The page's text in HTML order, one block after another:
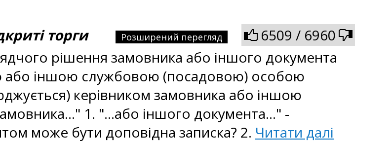
торги Розширений перегляд
6509 / 6960
рішення замовника або іншого документа
або іншою службовою (посадовою) особою
керівником замовника або іншою
1. "...або іншого документа..." -
може бути доповідна записка? 2. Читати далі